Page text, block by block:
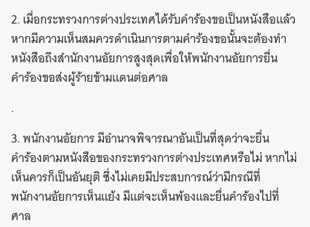
2. เมื่อกระทรวงการต่างประเทศได้รับคำร้องขอเป็นหนังสือแล้ว
หากมีความเห็นสมควรดำเนินการตามคำร้องขอนั้นจะต้องทำ
หนังสือถึงสำนักงานอัยการสูงสุดเพื่อให้พนักงานอัยการยื่น
คำร้องขอส่งผู้ร้ายข้ามแดนต่อศาล
.
3. พนักงานอัยการ มีอำนาจพิจารณาอันเป็นที่สุดว่าจะยื่น
คำร้องตามหนังสือของกระทรวงการต่างประเทศหรือไม่ หากไม่
เห็นควรก็เป็นอันยุติ ซึ่งไม่เคยมีประสบการณ์ว่ามีกรณีที่
พนักงานอัยการเห็นแย้ง มีแต่จะเห็นพ้องและยื่นคำร้องไปที่
ศาล